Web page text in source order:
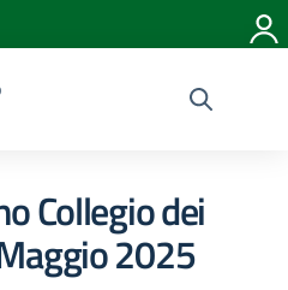
Collegio dei
2025